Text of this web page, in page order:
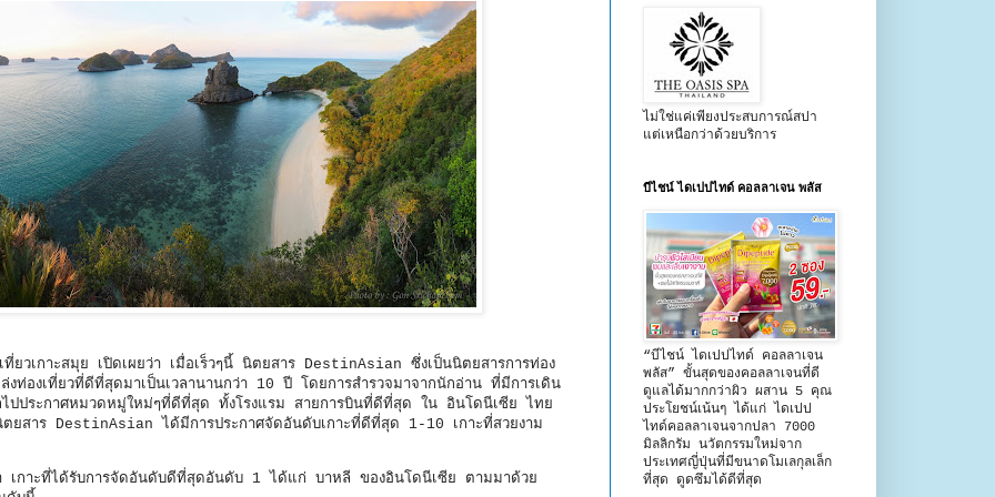
วเกาะสมุย เปิดเผยว่า เมื่อเร็วๆนี้ นิตยสาร DestinAsian ซึ่งเป็นนิตยสารการท่อง
ท่องเที่ยวที่ดีที่สุดมาเป็นเวลานานกว่า 10 ปี โดยการสำรวจมาจากนักอ่าน ที่มีการเดิน
ไปประกาศหมวดหมู่ใหม่ๆที่ดีที่สุด ทั้งโรงแรม สายการบินที่ดีที่สุด ใน อินโดนีเซีย ไทย
ยสาร DestinAsian ได้มีการประกาศจัดอันดับเกาะที่ดีที่สุด 1-10 เกาะที่สวยงาม
เกาะที่ได้รับการจัดอันดับดีที่สุดอันดับ 1 ได้แก่ บาหลี ของอินโดนีเซีย ตามมาด้วย
ไม่ใช่แค่เพียงประสบการณ์สปา
แต่เหนือกว่าด้วยบริการ
บีไชน์ ไดเปปไทด์ คอลลาเจน พลัส
“บีไชน์ ไดเปปไทด์ คอลลาเจน
พลัส” ขั้นสุดของคอลลาเจนที่ดี
ดูแลได้มากกว่าผิว ผสาน 5 คุณ
ประโยชน์เน้นๆ ได้แก่ ไดเปป
ไทด์คอลลาเจนจากปลา 7000
มิลลิกรัม นวัตกรรมใหม่จาก
ประเทศญี่ปุ่นที่มีขนาดโมเลกุลเล็ก
ที่สุด ดูดซึมได้ดีที่สุด